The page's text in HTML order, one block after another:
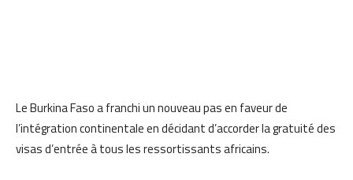
Le Burkina Faso a franchi un nouveau pas en faveur de
l’intégration continentale en décidant d’accorder la gratuité des
visas d’entrée à tous les ressortissants africains.